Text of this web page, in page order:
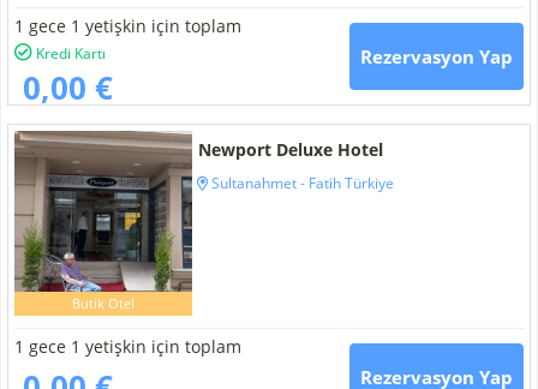
1 gece 1 yetişkin için toplam
Kredi Kartı
0,00 €
Rezervasyon Yap
Butik Otel
Newport Deluxe Hotel
Sultanahmet - Fatih Türkiye
1 gece 1 yetişkin için toplam
Rezervasyon Yap